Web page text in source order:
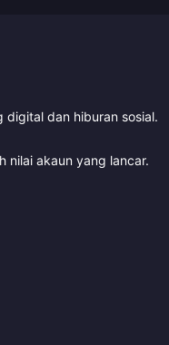
digital dan hiburan sosial.
nilai akaun yang lancar.